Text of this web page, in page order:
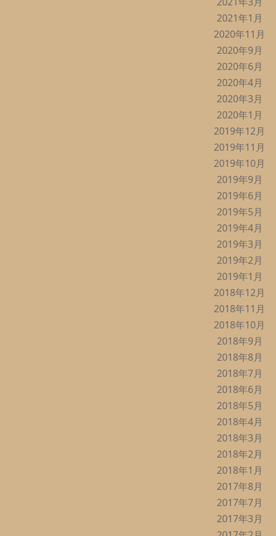
2021年1月
2020年11月
2020年9月
2020年6月
2020年4月
2020年3月
2020年1月
2019年12月
2019年11月
2019年10月
2019年9月
2019年6月
2019年5月
2019年4月
2019年3月
2019年2月
2019年1月
2018年12月
2018年11月
2018年10月
2018年9月
2018年8月
2018年7月
2018年6月
2018年5月
2018年4月
2018年3月
2018年2月
2018年1月
2017年8月
2017年7月
2017年3月